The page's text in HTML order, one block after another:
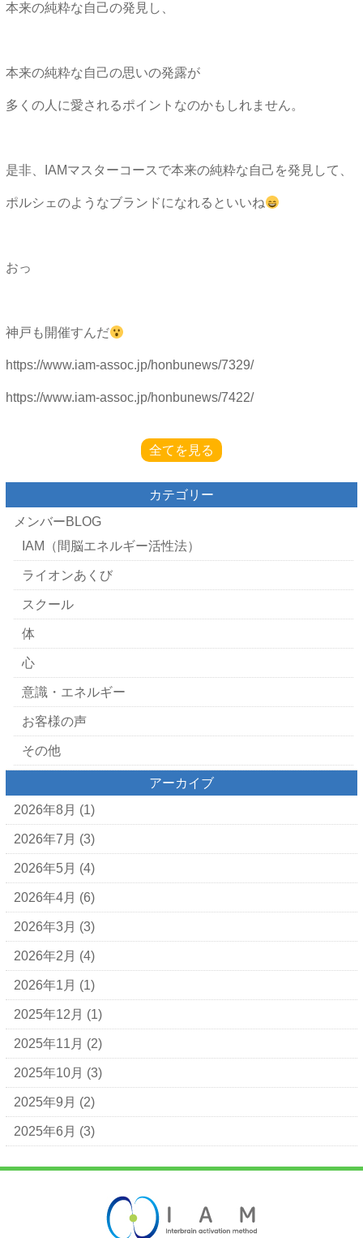
本来の純粋な自己の発見し、
本来の純粋な自己の思いの発露が
多くの人に愛されるポイントなのかもしれません。
是非、IAMマスターコースで本来の純粋な自己を発見して、
ポルシェのようなブランドになれるといいね
おっ
神戸も開催すんだ
https://www.iam-assoc.jp/honbunews/7329/
https://www.iam-assoc.jp/honbunews/7422/
全てを見る
カテゴリー
メンバーBLOG
IAM（間脳エネルギー活性法）
ライオンあくび
スクール
体
心
意識・エネルギー
お客様の声
その他
アーカイブ
2026年8月 (1)
2026年7月 (3)
2026年5月 (4)
2026年4月 (6)
2026年3月 (3)
2026年2月 (4)
2026年1月 (1)
2025年12月 (1)
2025年11月 (2)
2025年10月 (3)
2025年9月 (2)
2025年6月 (3)